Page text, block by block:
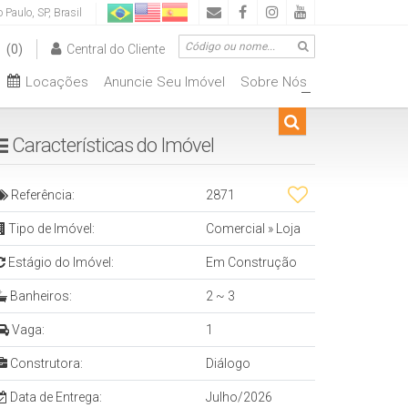
Paulo, SP, Brasil
Central do Cliente
(0)
+
Sobre Nós
Anuncie Seu Imóvel
Locações
Características do Imóvel
Referência: 2871
Tipo de Imóvel: Comercial » Loja
Estágio do Imóvel: Em Construção
Banheiros: 2 ~ 3
Vaga: 1
Construtora: Diálogo
Data de Entrega: Julho/2026